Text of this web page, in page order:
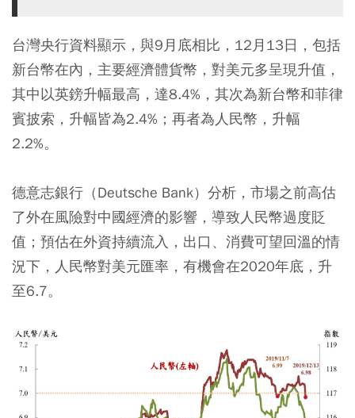
台灣央行資料顯示，與9月底相比，12月13日，包括
新台幣在內，主要經濟體貨幣，對美元多呈現升值，
其中以英鎊升幅最高，達8.4%，其次為新台幣和菲律
賓披索，升幅皆為2.4%；再者為人民幣，升幅
2.2%。
德意志銀行（Deutsche Bank）分析，市場之前高估
了外在風險對中國經濟的影響，導致人民幣過度貶
值；預估在外資持續流入，出口、消費可望回溫的情
況下， 人民幣對美元匯率，有機會在2020年底，升
至6.7。